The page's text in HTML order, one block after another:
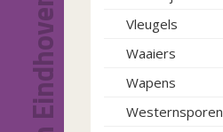
Vleugels
Waaiers
Wapens
Westernsporen